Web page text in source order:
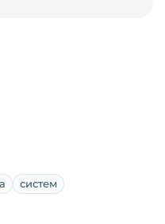
систем